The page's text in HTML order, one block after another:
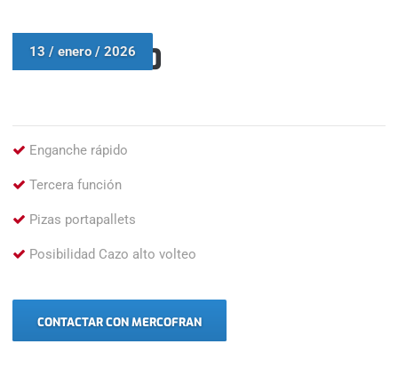
VOLVO L50
13 / enero / 2026
Enganche rápido
Tercera función
Pizas portapallets
Posibilidad Cazo alto volteo
CONTACTAR CON MERCOFRAN